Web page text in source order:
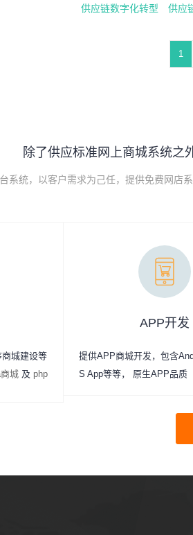
供应链数字化转型
供应
1
除了供应标准网上商城系统之
系统，以客户需求为己任，提供免费网
城建设等
城 及 php
APP开发
提供APP商城开发，包含
S App等等， 原生APP品质